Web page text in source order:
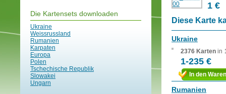
Die Kartensets downloaden
Ukraine
Weissrussland
Rumanien
Karpaten
Europa
Polen
Tschechische Republik
Slowakei
Ungarn
1 €
Diese Karte
Ukraine
2376 Karten in
1-235 €
In den
Rumanien